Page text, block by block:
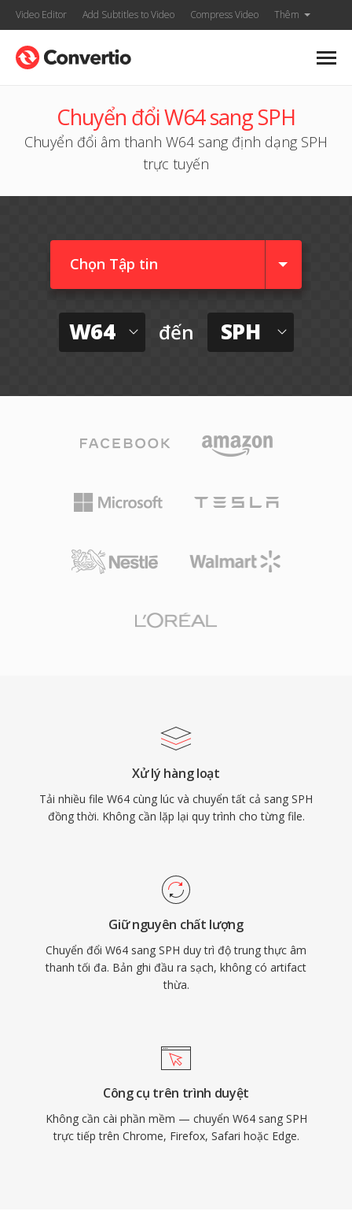
Video Editor Add Subtitles to Video Compress Video Thêm
Chuyển đổi W64 sang SPH
Chuyển đổi âm thanh W64 sang định dạng SPH
trực tuyến
Chọn Tập tin
W64 đến SPH
Xử lý hàng loạt
Tải nhiều file W64 cùng lúc và chuyển tất cả sang SPH
đồng thời. Không cần lặp lại quy trình cho từng file.
Giữ nguyên chất lượng
Chuyển đổi W64 sang SPH duy trì độ trung thực âm
thanh tối đa. Bản ghi đầu ra sạch, không có artifact
thừa.
Công cụ trên trình duyệt
Không cần cài phần mềm — chuyển W64 sang SPH
trực tiếp trên Chrome, Firefox, Safari hoặc Edge.